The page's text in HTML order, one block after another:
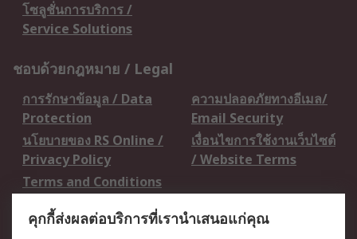
โซลูชั่นการบริการ /
Service Solutions
ชอบด้วยกฎหมาย / Legal
การรักษาข้อมูล / Data
Protection
ความปลอดภัยทางอีเมล/
Email Security
นโยบายของ RS Online /
Privacy Policy
เงื่อนไขการใช้งานเว็บไซต์
/ Website Terms
Terms and Conditions
คุกกี้ส่งผลต่อบริการที่เรานำเสนอแก่คุณ